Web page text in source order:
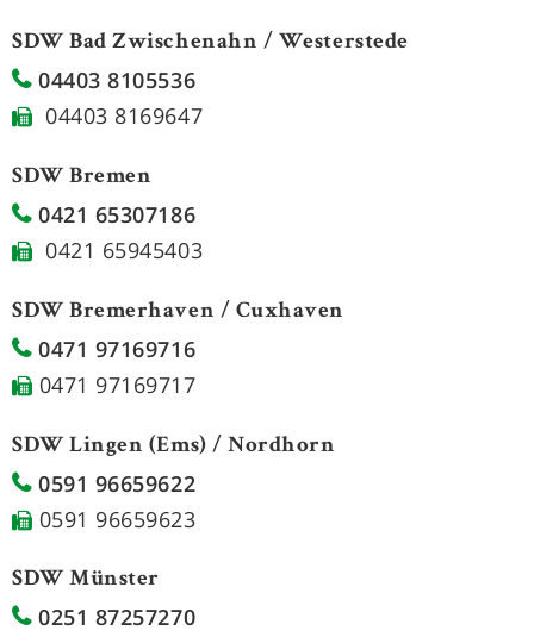
SDW Bad Zwischenahn / Westerstede
04403 8105536
04403 8169647
SDW Bremen
0421 65307186
0421 65945403
SDW Bremerhaven / Cuxhaven
0471 97169716
0471 97169717
SDW Lingen (Ems) / Nordhorn
0591 96659622
0591 96659623
SDW Münster
0251 87257270